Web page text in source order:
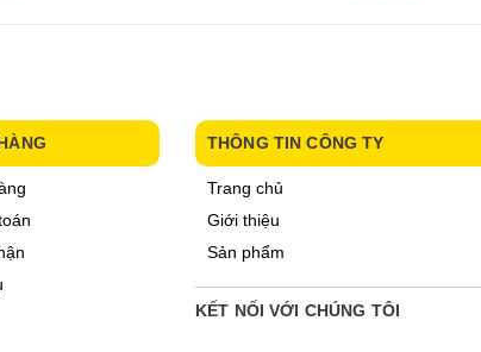
THÔNG TIN CÔNG TY
Trang chủ
Giới thiệu
Sản phẩm
KẾT NỐI VỚI CHÚNG TÔI